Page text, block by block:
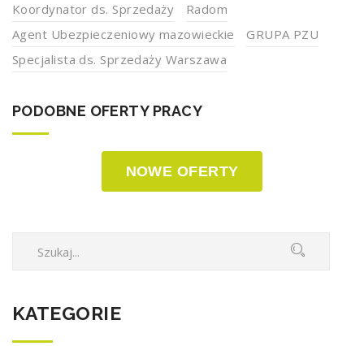
Koordynator ds. Sprzedaży
Radom
Agent Ubezpieczeniowy mazowieckie
GRUPA PZU
Specjalista ds. Sprzedaży Warszawa
PODOBNE OFERTY PRACY
NOWE OFERTY
KATEGORIE